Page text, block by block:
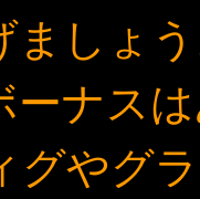
ましょ
ーナス
グやグ